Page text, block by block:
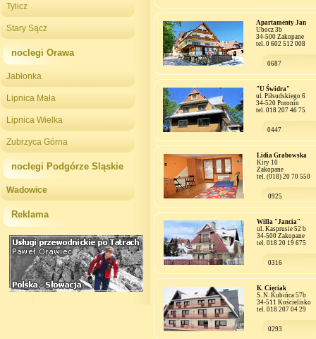
Tylicz
Stary Sącz
noclegi Orawa
Jabłonka
Lipnica Mała
Lipnica Wielka
Zubrzyca Górna
noclegi Podgórze Sląskie
Wadowice
Reklama
Apartamenty Jan
Ubocz 3b
34-500 Zakopane
tel. 0 602 512 008
0687
"U Świdra"
ul. Piłsudskiego 6
34-520 Poronin
tel. 018 207 46 75
0447
Lidia Grabowska
Kiry 10
Zakopane
tel. (018) 20 70 550
0925
Willa "Jancia"
ul. Kasprusie 52 b
34-500 Zakopane
tel. 018 20 19 675
0316
K. Cięciak
S. N. Kubińca 57b
34-511 Kościelisko
tel. 018 207 04 29
0293